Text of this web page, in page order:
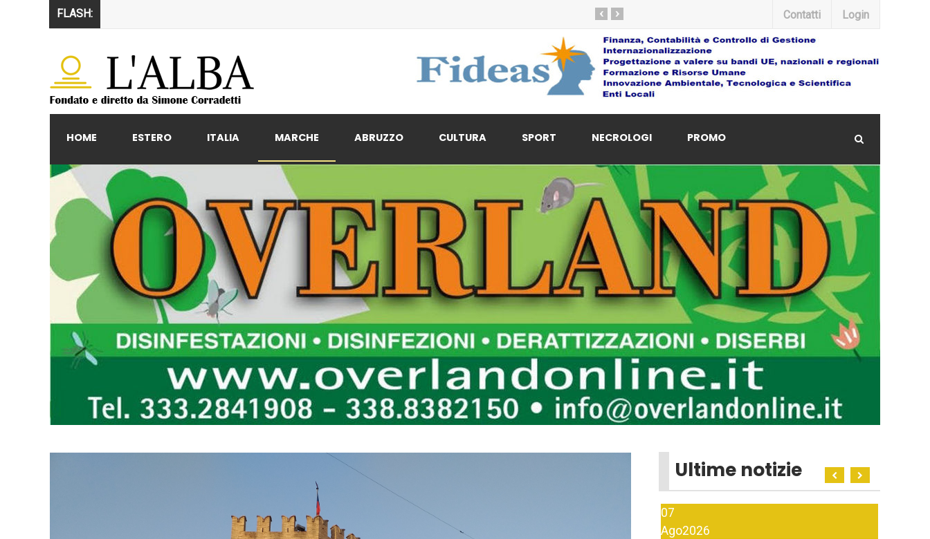
FLASH: ›
‹ Contatti Login
HOME ESTERO ITALIA MARCHE ABRUZZO CULTURA SPORT NECROLOGI PROMO
Ultime notizie
07
Ago2026